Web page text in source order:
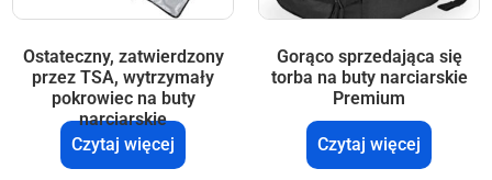
Ostateczny, zatwierdzony
przez TSA, wytrzymały
pokrowiec na buty
narciarskie
Czytaj więcej
Gorąco sprzedająca się
torba na buty narciarskie
Premium
Czytaj więcej